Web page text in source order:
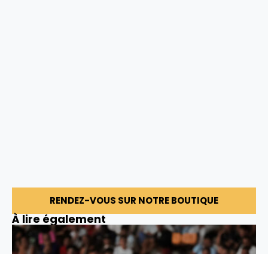
RENDEZ-VOUS SUR NOTRE BOUTIQUE
À lire également